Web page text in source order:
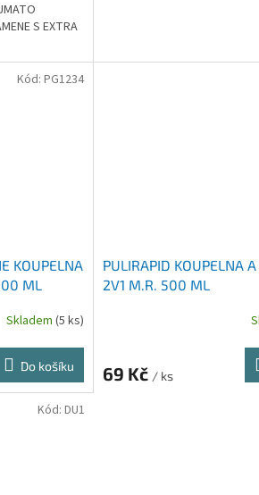
S EXTRA
KOUPELNA
ML
Skladem (5 ks)
Do košíku
Kód: PG1234
PULIRAPID KOUPELNA
2V1 M.R. 500 ML
69 Kč / ks
Kód: DU1